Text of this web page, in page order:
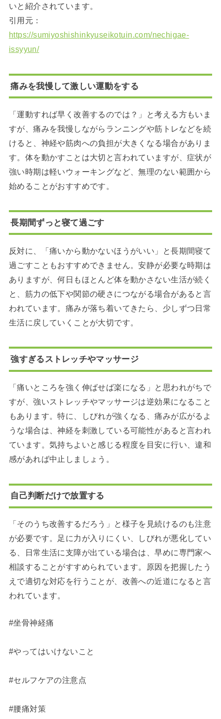
いと紹介されています。
引用元：
https://sumiyoshishinkyuseikotuin.com/nechigae-
issyyun/
痛みを我慢して激しい運動をする
「運動すれば早く改善するのでは？」と考える方もいま
すが、痛みを我慢しながらランニングや筋トレなどを続
けると、神経や筋肉への負担が大きくなる場合がありま
す。体を動かすことは大切と言われていますが、症状が
強い時期は軽いウォーキングなど、無理のない範囲から
始めることがおすすめです。
長期間ずっと寝て過ごす
反対に、「痛いから動かないほうがいい」と長期間寝て
過ごすこともおすすめできません。安静が必要な時期は
ありますが、何日もほとんど体を動かさない生活が続く
と、筋力の低下や関節の硬さにつながる場合があると言
われています。痛みが落ち着いてきたら、少しずつ日常
生活に戻していくことが大切です。
強すぎるストレッチやマッサージ
「痛いところを強く伸ばせば楽になる」と思われがちで
すが、強いストレッチやマッサージは逆効果になること
もあります。特に、しびれが強くなる、痛みが広がるよ
うな場合は、神経を刺激している可能性があると言われ
ています。気持ちよいと感じる程度を目安に行い、違和
感があれば中止しましょう。
自己判断だけで放置する
「そのうち改善するだろう」と様子を見続けるのも注意
が必要です。足に力が入りにくい、しびれが悪化してい
る、日常生活に支障が出ている場合は、早めに専門家へ
相談することがすすめられています。原因を把握したう
えで適切な対応を行うことが、改善への近道になると言
われています。
#坐骨神経痛
#やってはいけないこと
#セルフケアの注意点
#腰痛対策